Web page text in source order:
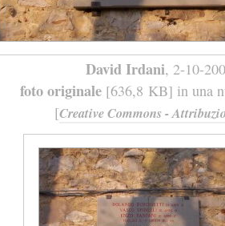
David Irdani, 2-10-
foto originale [636,8 KB] in una
[Creative Commons -